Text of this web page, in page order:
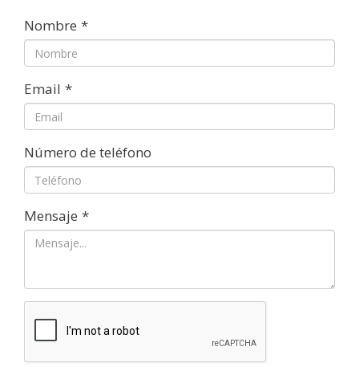
Nombre *
Email *
Número de teléfono
Mensaje *